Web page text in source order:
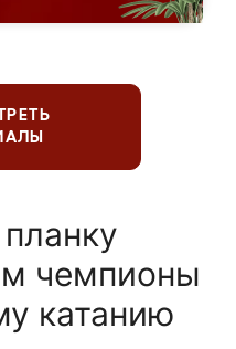
чемпионы
катанию